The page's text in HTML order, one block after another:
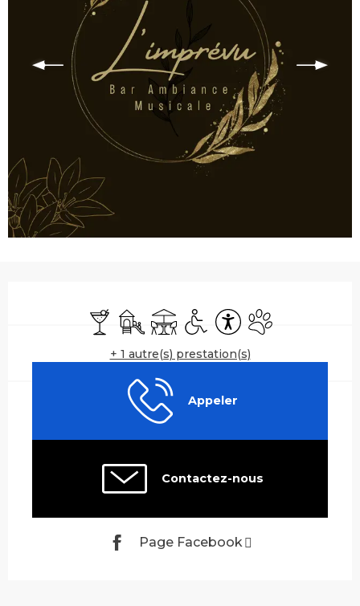
Bar / Buvette
Jeux pour enfants / Espace jeux
TerrasseAccès handicapés
Accessibilité
Animaux
+ 1 autre(s) prestation(s)
Appeler
Contactez-nous
Page Facebook